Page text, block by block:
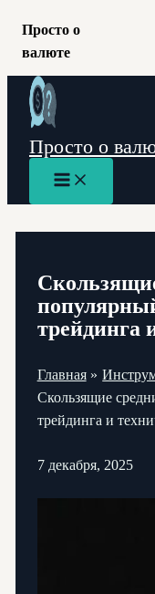
Просто о
валюте
Перейти
содержимому
Просто о
Main
Menu
трейдинга
Главная
Скользящие
трейдинга и
7 декабря, 2025